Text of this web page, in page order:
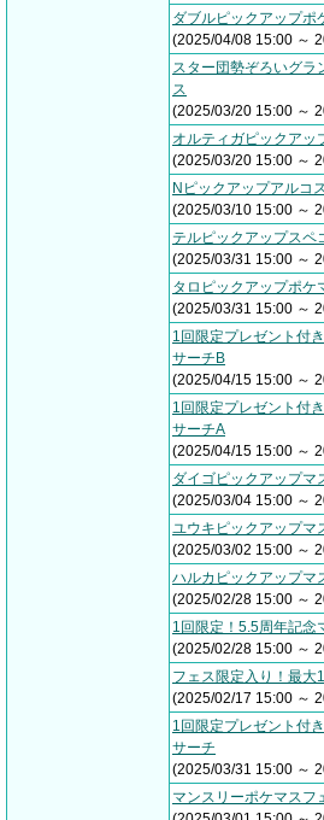
ダブルピックアップポ
(2025/04/08 15:00 ～
スター団勢ぞろいグラ
ス
(2025/03/20 15:00 ～
オルティガピックアッ
(2025/03/20 15:00 ～
Nピックアップアルコ
(2025/03/10 15:00 ～
テルピックアップスペ
(2025/03/31 15:00 ～
タロピックアップポケ
(2025/03/31 15:00 ～
1回限定プレゼント付
サーチB
(2025/04/15 15:00 ～
1回限定プレゼント付
サーチA
(2025/04/15 15:00 ～
ダイゴピックアップマ
(2025/03/04 15:00 ～
ユウキピックアップマ
(2025/03/02 15:00 ～
ハルカピックアップマ
(2025/02/28 15:00 ～
1回限定！5.5周年記念
(2025/02/28 15:00 ～
フェス限定入り！最大
(2025/02/17 15:00 ～
1回限定プレゼント付
サーチ
(2025/03/31 15:00 ～
マンスリーポケマスフ